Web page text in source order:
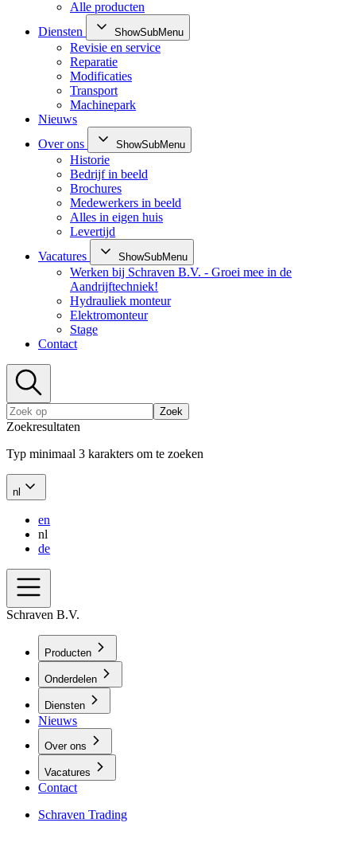
Alle producten
Diensten
ShowSubMenu
Revisie en service
Reparatie
Modificaties
Transport
Machinepark
Nieuws
Over ons
ShowSubMenu
Historie
Bedrijf in beeld
Brochures
Medewerkers in beeld
Alles in eigen huis
Levertijd
Vacatures
ShowSubMenu
Werken bij Schraven B.V. - Groei mee in de
Aandrijftechniek!
Hydrauliek monteur
Elektromonteur
Stage
Contact
Zoek
Zoekresultaten
Typ minimaal 3 karakters om te zoeken
nl
en
nl
de
Schraven B.V.
Producten
Onderdelen
Diensten
Nieuws
Over ons
Vacatures
Contact
Schraven Trading